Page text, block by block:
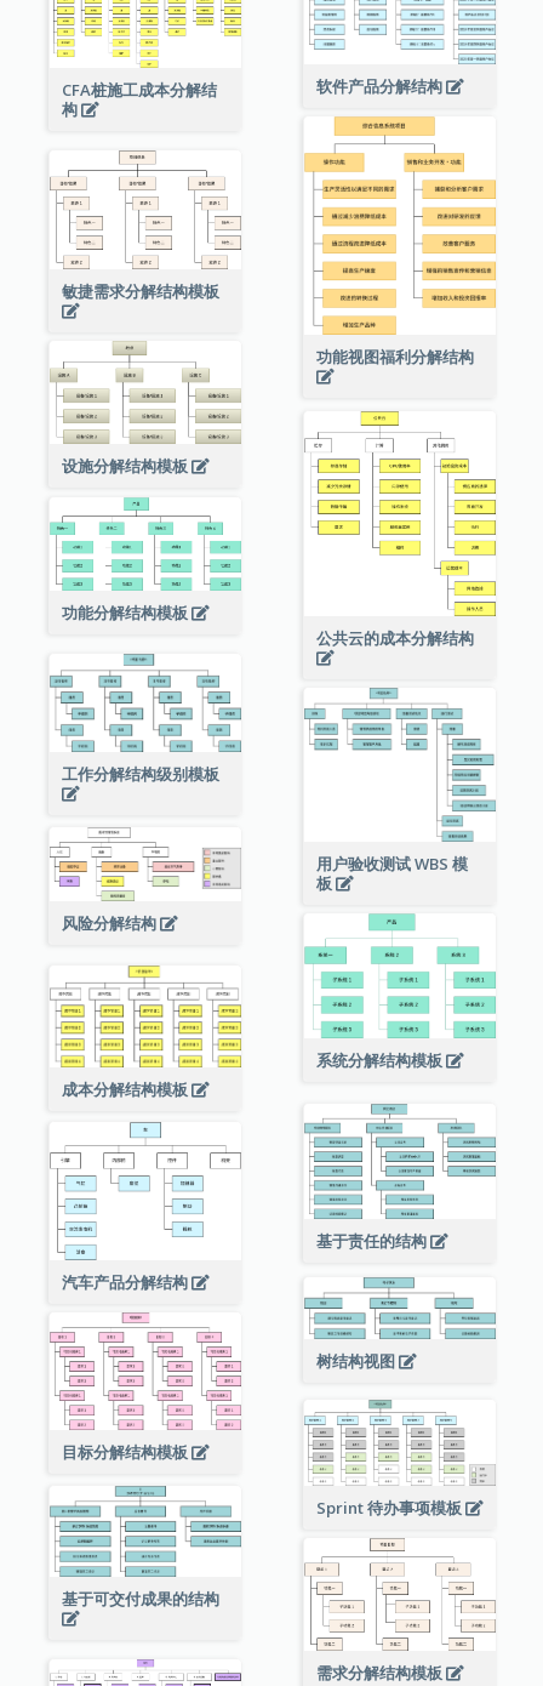
CFA桩施工成本分解结
构
软件产品分解结构
功能视图福利分解结构
敏捷需求分解结构模板
设施分解结构模板
公共云的成本分解结构
功能分解结构模板
工作分解结构级别模板
用户验收测试 WBS 模
板
风险分解结构
系统分解结构模板
成本分解结构模板
基于责任的结构
汽车产品分解结构
树结构视图
目标分解结构模板
Sprint 待办事项模板
基于可交付成果的结构
需求分解结构模板